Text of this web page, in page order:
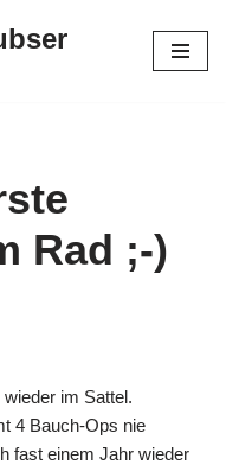
Rad ;-)
im Sattel.
4 Bauch-Ops nie
fast einem Jahr wieder